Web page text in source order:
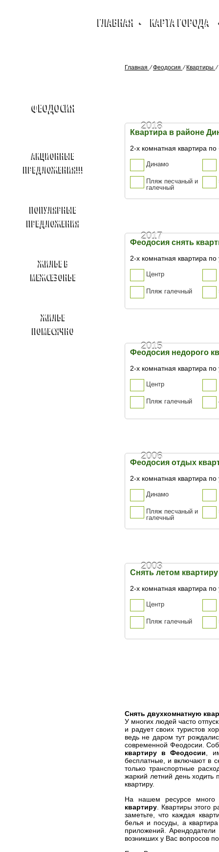
ГЛАВНАЯ • КАРТА ГОРОДА
Главная ⁄ Феодосия ⁄ Квартиры ⁄
2018
Квартира в районе
2-х комнатная квартира
Динамо
Пляж песчаный и
галечный
2017
Феодосия снять
2-х комнатная квартира
Центр
Пляж галечный
2015
Феодосия недорого
2-х комнатная квартира
Центр
Пляж галечный
2006
Феодосия отдых
2-х комнатная квартира
Динамо
Пляж песчаный и
галечный
2003
Снять летом
2-х комнатная квартира
Центр
Пляж галечный
Снять двухкомнатную
У многих людей часто
и радует своих туристов
ведь не даром тут
современной Феодосии.
квартиру в Феодосии ,
бесплатные, и включают в
только транспортные
жаркий летний день
квартиру.
На нашем ресурсе много
квартиру . Квартиры этого
заметьте, что каждая
белья и посуды, а
приложений.
возникших у Вас вопросов
ФЕОДОСИЯ
АКЦИОННЫЕ
ПРЕДЛОЖЕНИЯ!!!
ПОПУЛЯРНЫЕ
ПРЕДЛОЖЕНИЯ
ЖИЛЬЕ В
МЕЖСЕЗОНЬЕ
ЖИЛЬЕ
ПОМЕСЯЧНО